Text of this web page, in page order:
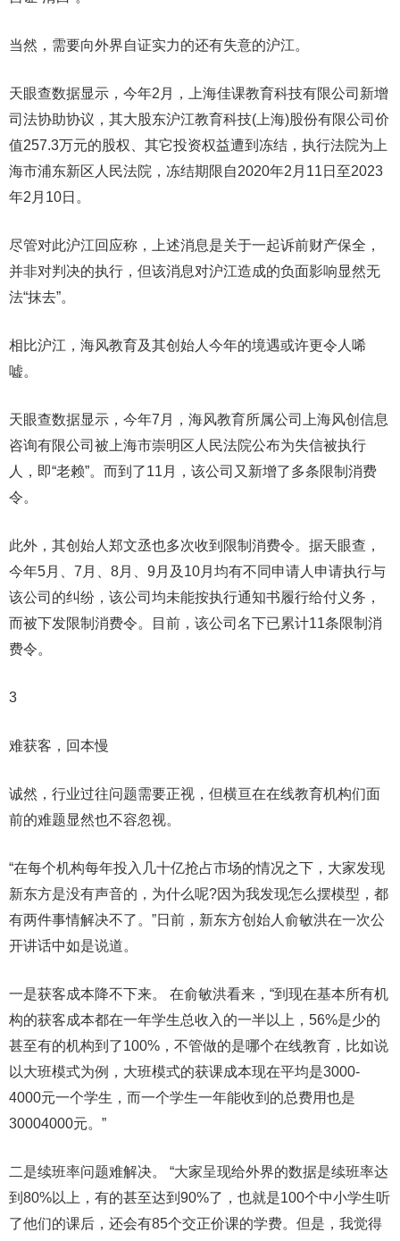
当然，需要向外界自证实力的还有失意的沪江。
天眼查数据显示，今年2月，上海佳课教育科技有限公司新增
司法协助协议，其大股东沪江教育科技(上海)股份有限公司价
值257.3万元的股权、其它投资权益遭到冻结，执行法院为上
海市浦东新区人民法院，冻结期限自2020年2月11日至2023
年2月10日。
尽管对此沪江回应称，上述消息是关于一起诉前财产保全，
并非对判决的执行，但该消息对沪江造成的负面影响显然无
法“抹去”。
相比沪江，海风教育及其创始人今年的境遇或许更令人唏
嘘。
天眼查数据显示，今年7月，海风教育所属公司上海风创信息
咨询有限公司被上海市崇明区人民法院公布为失信被执行
人，即“老赖”。而到了11月，该公司又新增了多条限制消费
令。
此外，其创始人郑文丞也多次收到限制消费令。据天眼查，
今年5月、7月、8月、9月及10月均有不同申请人申请执行与
该公司的纠纷，该公司均未能按执行通知书履行给付义务，
而被下发限制消费令。目前，该公司名下已累计11条限制消
费令。
3
难获客，回本慢
诚然，行业过往问题需要正视，但横亘在在线教育机构们面
前的难题显然也不容忽视。
“在每个机构每年投入几十亿抢占市场的情况之下，大家发现
新东方是没有声音的，为什么呢?因为我发现怎么摆模型，都
有两件事情解决不了。”日前，新东方创始人俞敏洪在一次公
开讲话中如是说道。
一是获客成本降不下来。 在俞敏洪看来，“到现在基本所有机
构的获客成本都在一年学生总收入的一半以上，56%是少的
甚至有的机构到了100%，不管做的是哪个在线教育，比如说
以大班模式为例，大班模式的获课成本现在平均是3000-
4000元一个学生，而一个学生一年能收到的总费用也是
30004000元。”
二是续班率问题难解决。 “大家呈现给外界的数据是续班率达
到80%以上，有的甚至达到90%了，也就是100个中小学生听
了他们的课后，还会有85个交正价课的学费。但是，我觉得